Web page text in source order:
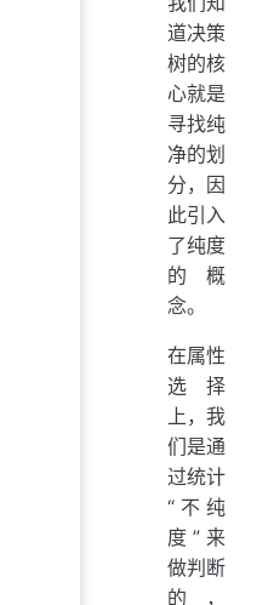
道决策
树的核
心就是
寻找纯
净的划
分，因
此引入
了纯度
的概
念。
在属性
选择
上，我
们是通
过统计
“不纯
度”来
做判断
的，